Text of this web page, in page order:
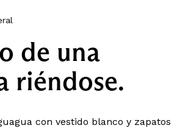
de una
riéndose.
con vestido blanco y zapatos